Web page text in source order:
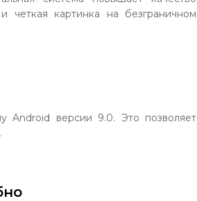
картинка на безграничном
Android версии 9.0. Это позволяет